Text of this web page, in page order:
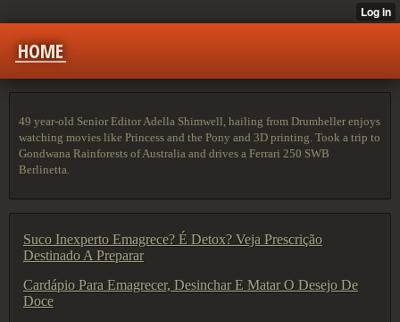
HOME
49 year-old Senior Editor Adella Shimwell, hailing from Drumheller enjoys
watching movies like Princess and the Pony and 3D printing. Took a trip to
Gondwana Rainforests of Australia and drives a Ferrari 250 SWB
Berlinetta.
Suco Inexperto Emagrece? É Detox? Veja Prescrição
Destinado A Preparar
Cardápio Para Emagrecer, Desinchar E Matar O Desejo De
Doce